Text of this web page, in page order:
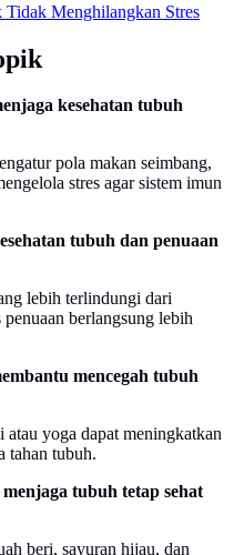
Menghilangkan Stres
kesehatan tubuh
pola makan seimbang,
stres agar sistem imun
tubuh dan penuaan
lebih terlindungi dari
berlangsung lebih
mencegah tubuh
yoga dapat meningkatkan
tahan tubuh.
tubuh tetap sehat
beri, sayuran hijau, dan